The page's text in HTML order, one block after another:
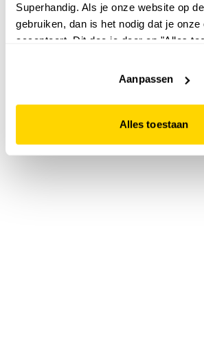
Superhandig. Als je onze website op
gebruiken, dan is het nodig dat je onze
accepteert. Dit doe je door op "Alles
website niet optimaal functioneert.
Aanpassen
Alles toestaan